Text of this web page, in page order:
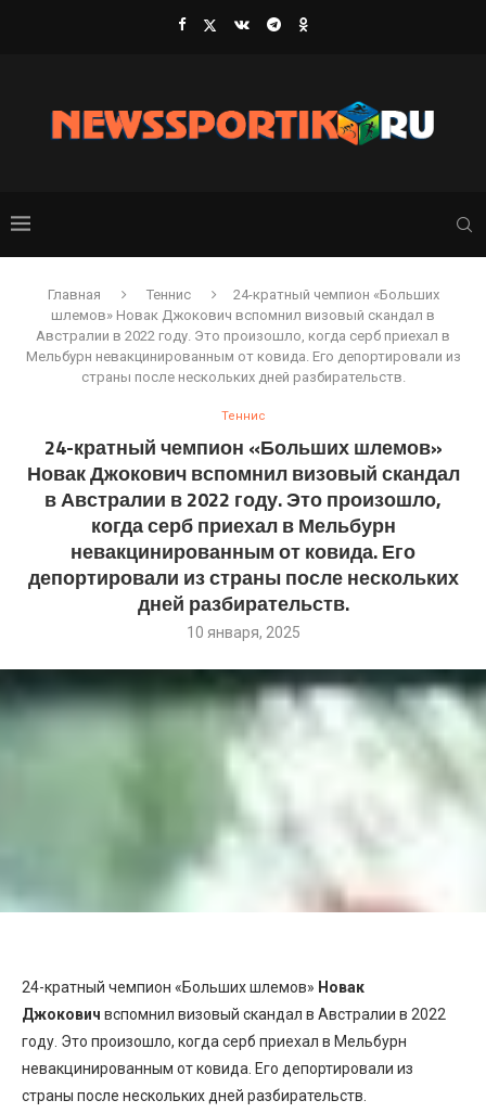
Главная Теннис
24-кратный чемпион «Больших
шлемов» Новак Джокович вспомнил визовый скандал в
Австралии в 2022 году. Это произошло, когда серб приехал в
Мельбурн невакцинированным от ковида. Его депортировали из
страны после нескольких дней разбирательств.
Теннис
24-кратный чемпион «Больших шлемов»
Новак Джокович вспомнил визовый скандал
в Австралии в 2022 году. Это произошло,
когда серб приехал в Мельбурн
невакцинированным от ковида. Его
депортировали из страны после нескольких
дней разбирательств.
10 января, 2025
24-кратный чемпион «Больших шлемов» Новак
Джокович вспомнил визовый скандал в Австралии в 2022
году. Это произошло, когда серб приехал в Мельбурн
невакцинированным от ковида. Его депортировали из
страны после нескольких дней разбирательств.